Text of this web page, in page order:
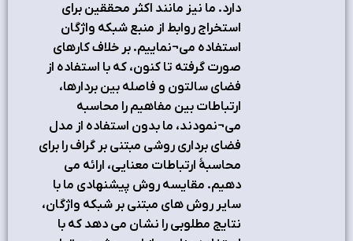
دارد. ما نيز مانند اکثر محققين براي
استخراج روابط از منبع شبکه واژگان
استفاده مي¬نماييم. بر خلاف کارهاي
صورت گرفته تا کنون، که با استفاده از
فضای سالتون و فاصله بین بردارها،
ارتباطات بین مفاهیم را محاسبه
می¬نمودند، ما بدون استفاده از مدل
فضاي برداري روشي مبتنی بر گراف را برای
محاسبۀ ارتباطات معنایی، ارائه مي
دهيم. مقايسه روش پيشنهادي ما با
ساير روش هاي مبتني بر شبکه واژگان،
نتايج مطلوبي را نشان مي دهد که با